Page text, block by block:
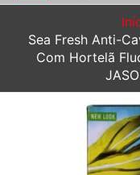
Sea Fresh Anti-
Com Hortelã